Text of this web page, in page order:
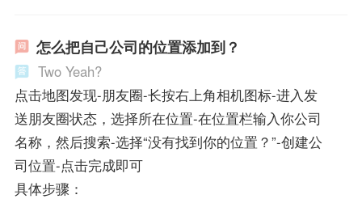
怎么把自己公司的位置添加到？
Two Yeah?
点击地图发现-朋友圈-长按右上角相机图标-进入发
送朋友圈状态，选择所在位置-在位置栏输入你公司
名称，然后搜索-选择“没有找到你的位置？”-创建公
司位置-点击完成即可
具体步骤：